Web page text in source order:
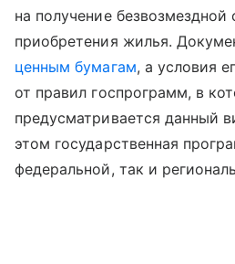
на получение безвозмездной
приобретения жилья.
ценным бумагам, а условия
от правил госпрограмм, в
предусматривается данный
этом государственная
федеральной, так и